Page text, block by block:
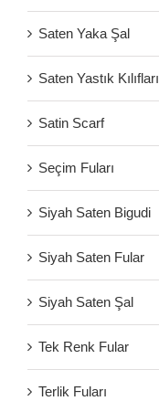
Saten Yaka Şal
Saten Yastık Kılıfları
Satin Scarf
Seçim Fuları
Siyah Saten Bigudi
Siyah Saten Fular
Siyah Saten Şal
Tek Renk Fular
Terlik Fuları